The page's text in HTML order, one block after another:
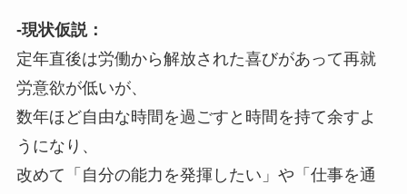
-現状仮説：
定年直後は労働から解放された喜びがあって再就
労意欲が低いが、
数年ほど自由な時間を過ごすと時間を持て余すよ
うになり、
改めて「自分の能力を発揮したい」や「仕事を通